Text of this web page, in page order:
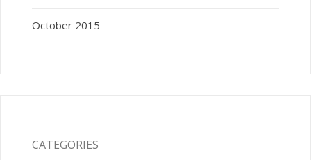
October 2015
CATEGORIES